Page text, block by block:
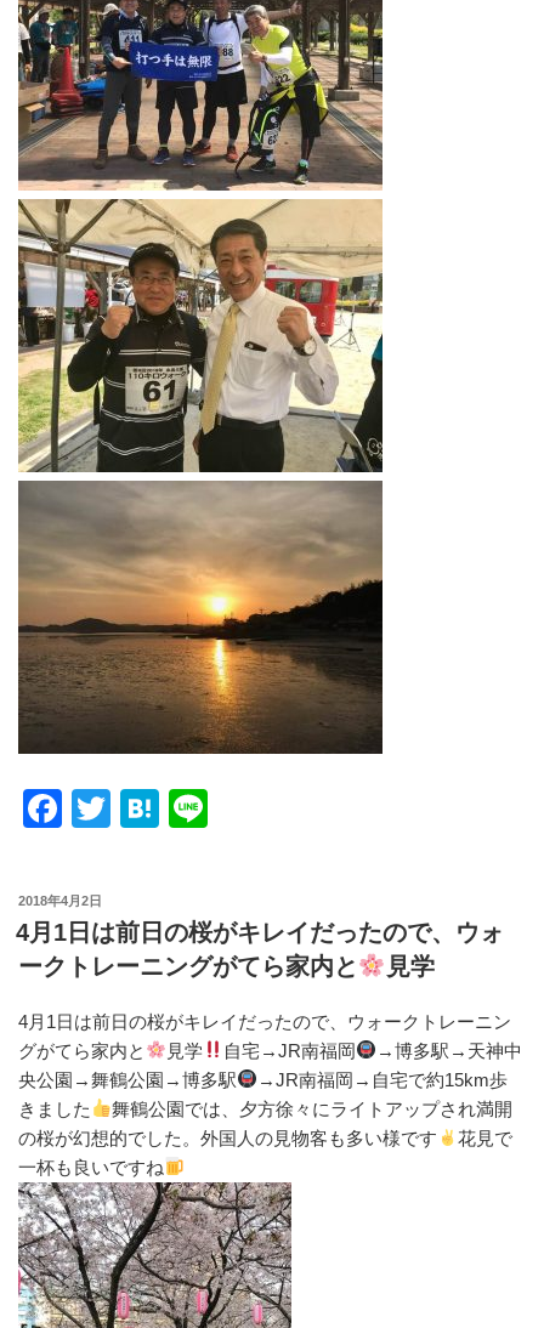
F
c
e
b
o
o
k
T
er
H
n
a
投
稿
日:
2018年4月2日
4月1日は前日の桜がキレイだったので、ウォ
ークトレーニングがてら家内と
見学
4月1日は前日の桜がキレイだったので、ウォークトレーニン
グがてら家内と
見学 自宅→JR南福岡
→博多駅→天神中
央公園→舞鶴公園→博多駅
→JR南福岡→自宅で約15km歩
きました
舞鶴公園では、夕方徐々にライトアップされ満開
の桜が幻想的でした。外国人の見物客も多い様です
花見で
一杯も良いですね